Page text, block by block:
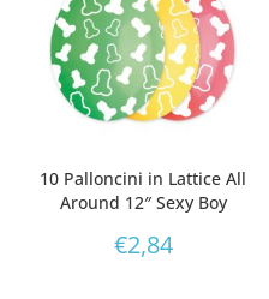
10 Palloncini in Lattice All
Around 12″ Sexy Boy
€2,84